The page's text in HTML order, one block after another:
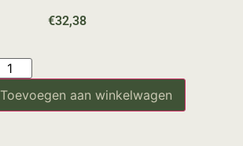
€32,38
Toevoegen aan winkelwagen